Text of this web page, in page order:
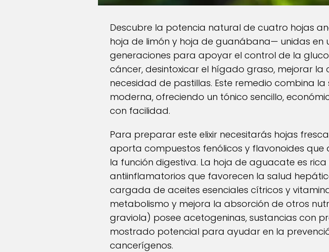
Descubre la potencia natural de cuatro hojas
hoja de limón y hoja de guanábana— unidas en
generaciones para apoyar el control de la
cáncer, desintoxicar el hígado graso, mejorar la
necesidad de pastillas. Este remedio combina
moderna, ofreciendo un tónico sencillo,
con facilidad.
Para preparar este elixir necesitarás hojas
aporta compuestos fenólicos y flavonoides
la función digestiva. La hoja de aguacate es
antiinflamatorios que favorecen la salud
cargada de aceites esenciales cítricos y
metabolismo y mejora la absorción de otros
graviola) posee acetogeninas, sustancias con
mostrado potencial para ayudar en la
cancerígenos.